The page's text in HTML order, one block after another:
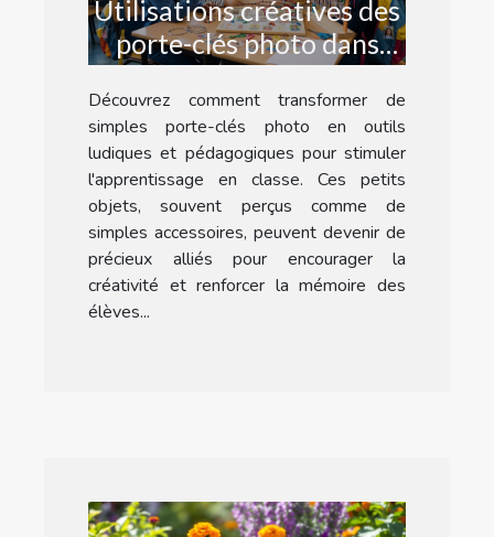
Utilisations créatives des
porte-clés photo dans
l'éducation
Découvrez comment transformer de
simples porte-clés photo en outils
ludiques et pédagogiques pour stimuler
l'apprentissage en classe. Ces petits
objets, souvent perçus comme de
simples accessoires, peuvent devenir de
précieux alliés pour encourager la
créativité et renforcer la mémoire des
élèves...